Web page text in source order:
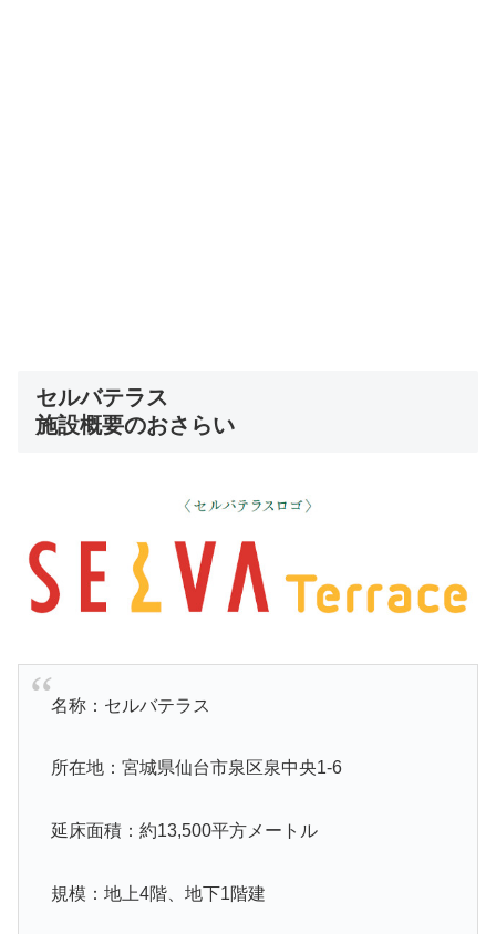
セルバテラス
施設概要のおさらい
名称：セルバテラス
所在地：宮城県仙台市泉区泉中央1-6
延床面積：約13,500平方メートル
規模：地上4階、地下1階建